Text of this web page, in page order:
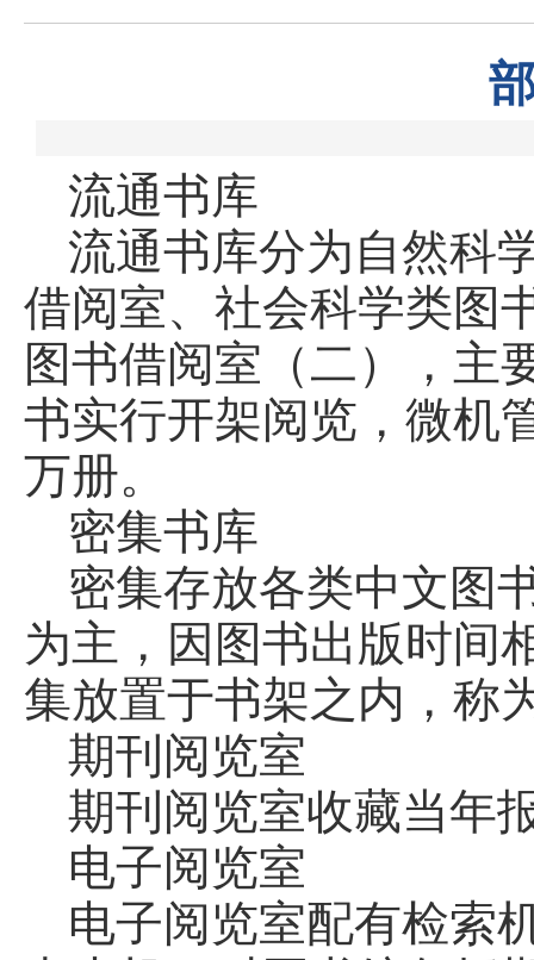
流通书库
流通书库分为自然科
借阅室、社会科学类图
图书借阅室（二），主
书实行开架阅览，微机
万册。
密集书库
密集存放各类中文图
为主，因图书出版时间
集放置于书架之内，称
期刊阅览室
期刊阅览室收藏当年
电子阅览室
电子阅览室配有检索